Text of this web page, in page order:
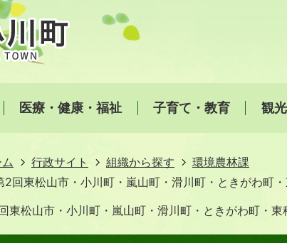
医療・健康・福祉 子育て・教育 観
行政サイト 組織から探す
環境農林課
2回東松山市・小川町・嵐山町・滑川町・ときがわ町
東松山市・小川町・嵐山町・滑川町・ときがわ町・